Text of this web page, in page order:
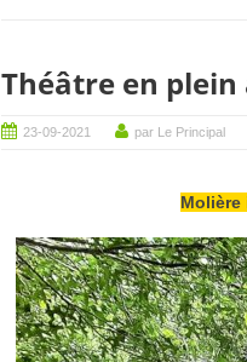
Théâtre en plein
23-09-2021 par Le Principal